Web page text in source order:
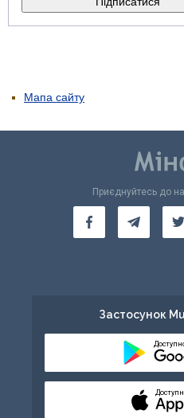
Мапа сайту
Приєднуйтесь до
Застосунок